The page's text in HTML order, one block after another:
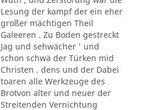
Lesung der kampf der ein eher
großer mächtigen Theil
Galeeren . Zu Boden gestreckt
Jag und sehwächer ' und
schon schwä der Türken mid
Christen . dens und der Dabei
toaren alle Werkzeuge des
Brotvon alter und neuer der
Streitenden Vernichtung